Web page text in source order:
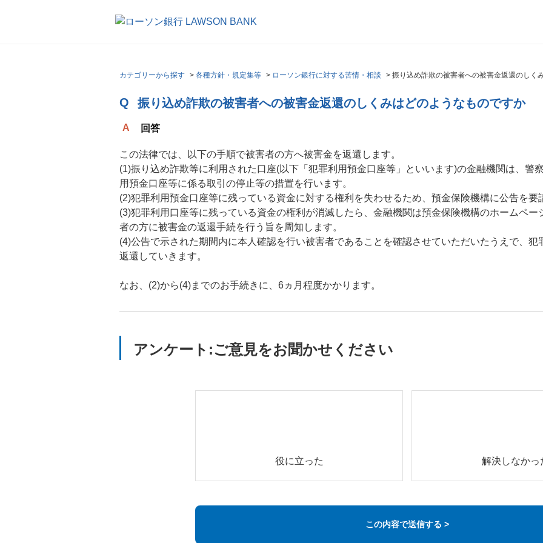
カテゴリーから探す > 各種方針・規定集等 > ローソン銀行に対する苦情・相談 > 振り込め詐欺の被害者への被害金返還のしく
振り込め詐欺の被害者への被害金返還のしくみはどのようなものですか
回答
この法律では、以下の手順で被害者の方へ被害金を返還します。
(1)振り込め詐欺等に利用された口座(以下「犯罪利用預金口座等」といいます)の金融機関は、警
用預金口座等に係る取引の停止等の措置を行います。
(2)犯罪利用預金口座等に残っている資金に対する権利を失わせるため、預金保険機構に公告を要
(3)犯罪利用口座等に残っている資金の権利が消滅したら、金融機関は預金保険機構のホームペ
者の方に被害金の返還手続を行う旨を周知します。
(4)公告で示された期間内に本人確認を行い被害者であることを確認させていただいたうえで、
返還していきます。
なお、(2)から(4)までのお手続きに、6ヵ月程度かかります。
アンケート:ご意見をお聞かせください
役に立った 解決しなかっ